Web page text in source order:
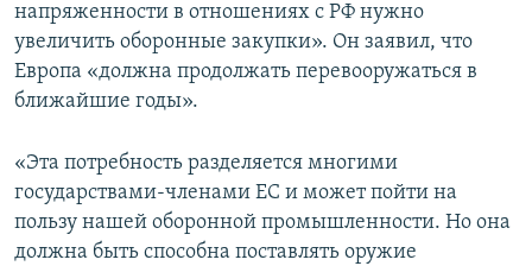
напряженности в отношениях с РФ нужно
увеличить оборонные закупки». Он заявил, что
Европа «должна продолжать перевооружаться в
ближайшие годы».
«Эта потребность разделяется многими
государствами-членами ЕС и может пойти на
пользу нашей оборонной промышленности. Но она
должна быть способна поставлять оружие